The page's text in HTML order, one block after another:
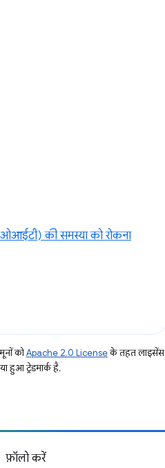
की समस्या को रोकना
कोApache 2.0 Licenseके तहत लाइसेंस
हुआ ट्रेडमार्क है.
फ़ॉलो करें